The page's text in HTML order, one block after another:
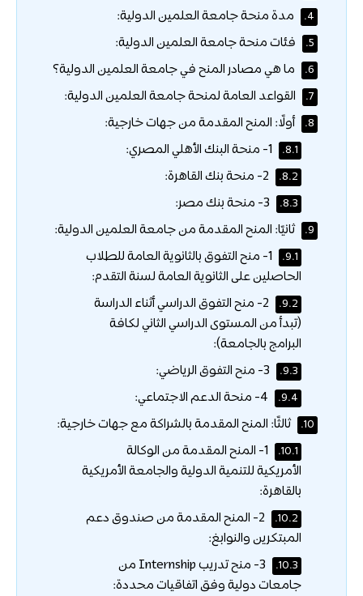
4. مدة منحة جامعة العلمين الدولية:
5. فئات منحة جامعة العلمين الدولية:
6. ما هي مصادر المنح في جامعة العلمين الدولية؟
7. القواعد العامة لمنحة جامعة العلمين الدولية:
8. أولًا: المنح المقدمة من جهات خارجية:
8.1.
8.2.
8.3.
9. ثانيًا: المنح المقدمة من جامعة العلمين الدولية:
9.1.
1- منح التفوق بالثانوية العامة للطلاب
الحاصلين على الثانوية العامة لسنة التقدم:
9.2.
2- منح التفوق الدراسي أثناء الدراسة
(تبدأ من المستوى الدراسي الثاني لكافة
البرامج بالجامعة):
9.3.
9.4.
10. ثالثًا: المنح المقدمة بالشراكة مع جهات خارجية:
10.1.
1- المنح المقدمة من الوكالة
الأمريكية للتنمية الدولية والجامعة الأمريكية
بالقاهرة:
10.2.
2- المنح المقدمة من صندوق دعم
المبتكرين والنوابغ:
10.3.
3- منح تدريب Internship من
جامعات دولية وفق اتفاقيات محددة: